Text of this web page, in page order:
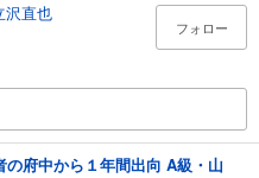
沢直也
フォロー
の府中から１年間出向 A級・山